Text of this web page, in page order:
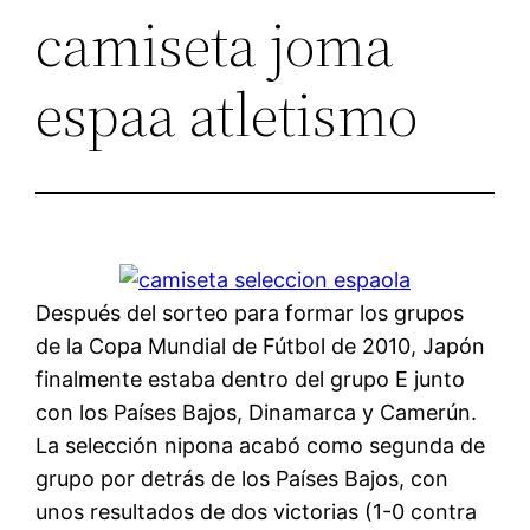
camiseta joma
espaa atletismo
Después del sorteo para formar los grupos
de la Copa Mundial de Fútbol de 2010, Japón
finalmente estaba dentro del grupo E junto
con los Países Bajos, Dinamarca y Camerún.
La selección nipona acabó como segunda de
grupo por detrás de los Países Bajos, con
unos resultados de dos victorias (1-0 contra